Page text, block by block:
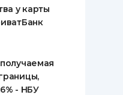
ПО
у карты
- НБУ